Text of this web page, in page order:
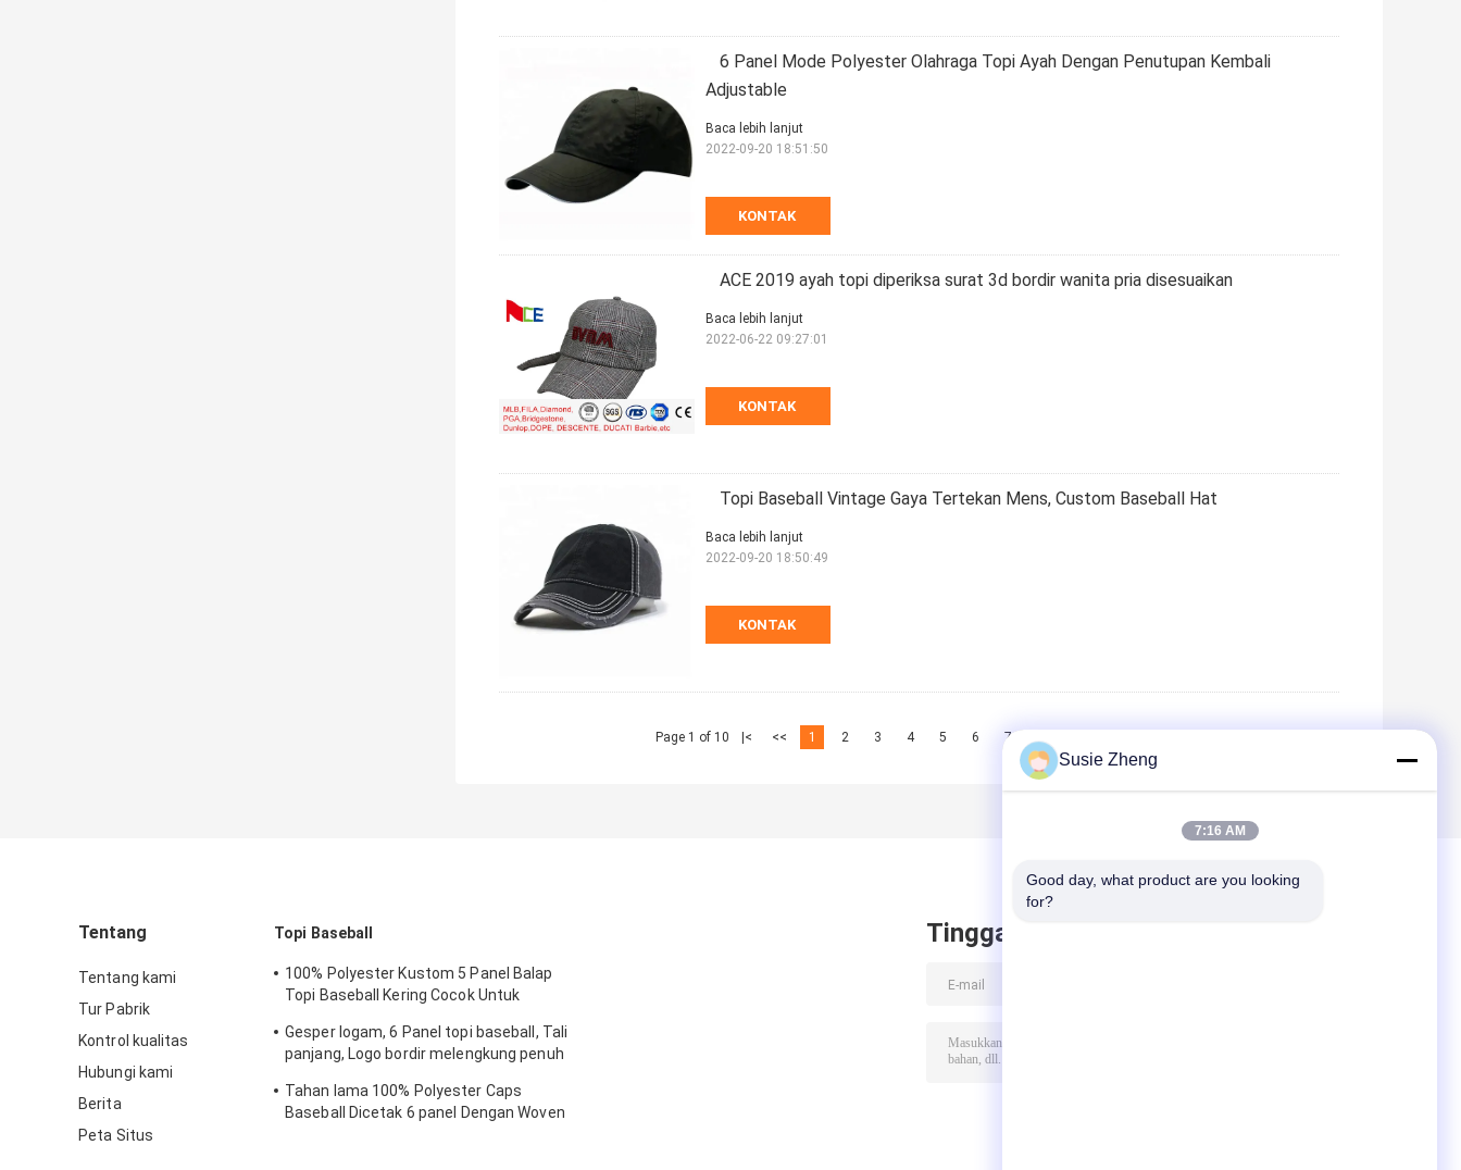
6 Panel Mode Polyester Olahraga Topi Ayah Dengan Penutupan Kembali
Adjustable
KONTAK
Baca lebih lanjut
2022-09-20 18:51:50
ACE 2019 ayah topi diperiksa surat 3d bordir wanita pria disesuaikan
KONTAK
Baca lebih lanjut
2022-06-22 09:27:01
Topi Baseball Vintage Gaya Tertekan Mens, Custom Baseball Hat
KONTAK
Baca lebih lanjut
2022-09-20 18:50:49
Page 1 of 10 |< << 1 2 3 4 5 6 7
Tentang
Tentang kami
Tur Pabrik
Kontrol kualitas
Hubungi kami
Berita
Peta Situs
Topi Baseball
100% Polyester Kustom 5 Panel Balap
Topi Baseball Kering Cocok Untuk
Gesper logam, 6 Panel topi baseball, Tali
panjang, Logo bordir melengkung penuh
Tahan lama 100% Polyester Caps
Baseball Dicetak 6 panel Dengan Woven
Tinggalkan pesan
Susie Zheng
7:16 AM
Good day, what product are you looking
for?